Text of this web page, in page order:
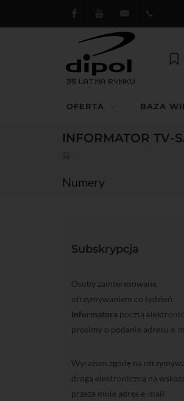
FacebookYoutube dipol@dipol.com.pl
OFERTA BAZA
INFORMATOR TV-
Numery
Subskrypcja
Osoby zainteresowane
otrzymywaniem co tydzień
Informatora pocztą
prosimy o podanie adresu e-
Wyrażam zgodę na
drogą elektroniczną na
przeze mnie adres e-mail